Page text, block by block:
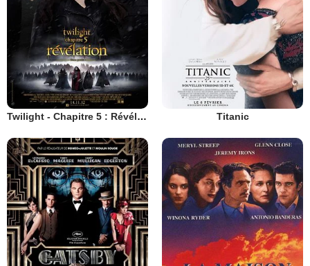
Twilight - Chapitre 5 : Révélation 2e partie Titanic